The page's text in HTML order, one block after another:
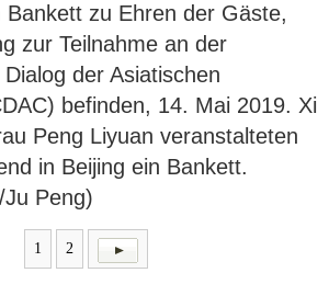
Bankett zu Ehren der Gäste,
zur Teilnahme an der
der Asiatischen
befinden, 14. Mai 2019. Xi
Peng Liyuan veranstalteten
in Beijing ein Bankett.
Peng)
1 2